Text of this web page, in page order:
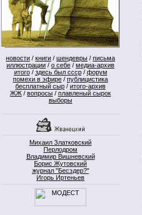
новости / книги / шендевры / письма
иллюстрации / о себе / медиа-архив
итого/ здесь был ссср/ форум
помехи в эфире / публицистика
бесплатный сыр / итого-архив
ЖЖ / вопросы / плавленый сырок
выборы
Михаил Златковский
Перлодром
Владимир Вишневский
Борис Жутовский
журнал "Бесэдер?"
Игорь Иртеньев